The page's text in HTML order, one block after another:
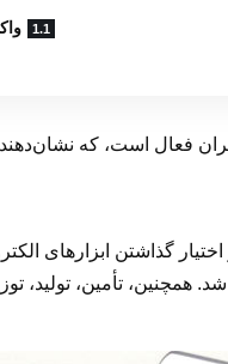
فعال است، که
گذاشتن ابزارهای